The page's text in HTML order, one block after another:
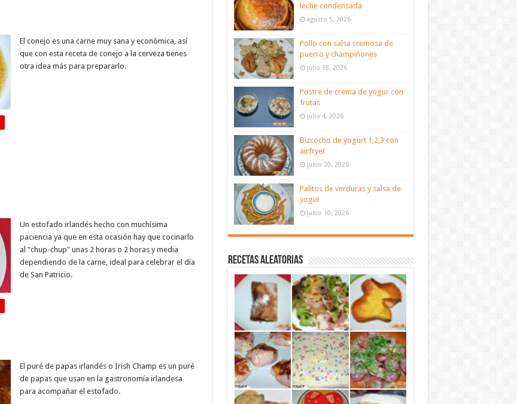
El conejo es una carne muy sana y económica, así
que con esta receta de conejo a la cerveza tienes
otra idea más para prepararlo.
Un estofado irlandés hecho con muchísima
paciencia ya que en esta ocasión hay que cocinarlo
al "chup-chup" unas 2 horas o 2 horas y media
dependiendo de la carne, ideal para celebrar el día
de San Patricio.
El puré de papas irlandés o Irish Champ es un puré
de papas que usan en la gastronomía irlandesa
para acompañar el estofado.
leche condensada
agosto 5, 2026
Pollo con salsa cremosa de
puerro y champiñones
julio 18, 2026
Postre de crema de yogur con
frutas
julio 4, 2026
Bizcocho de yogurt 1,2,3 con
airfryer
junio 20, 2026
Palitos de verduras y salsa de
yogur
junio 10, 2026
Recetas aleatorias